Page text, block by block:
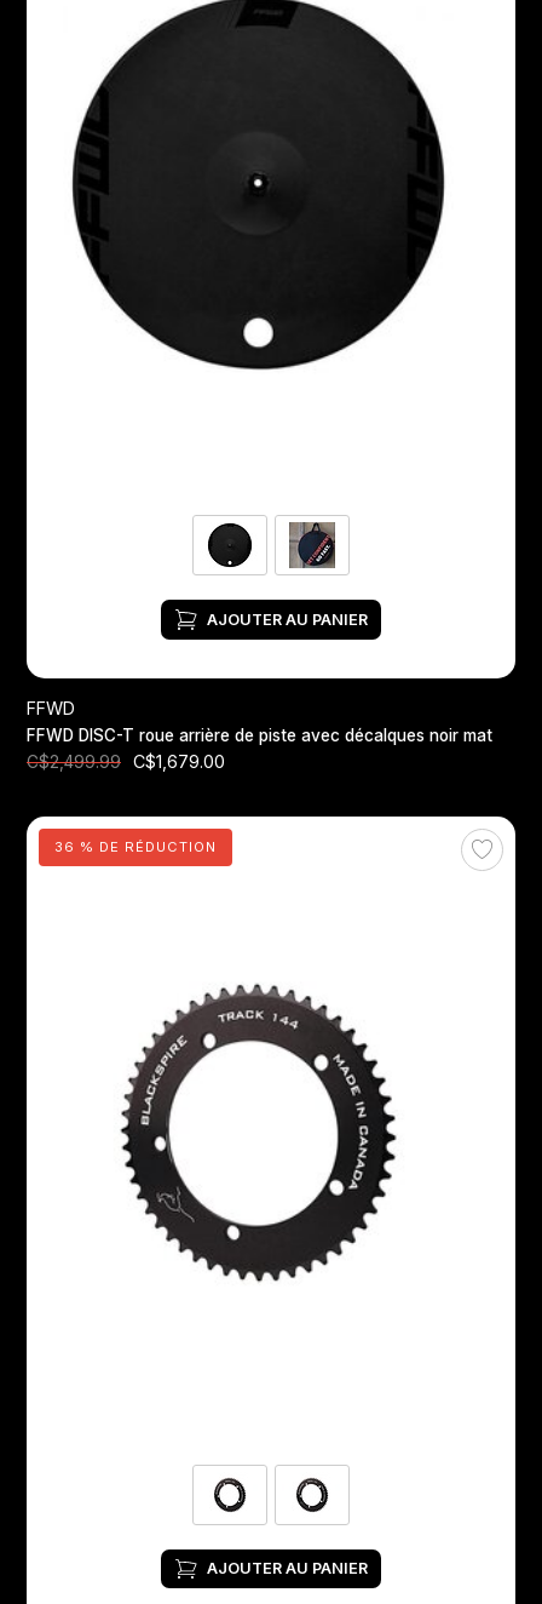
AJOUTER AU PANIER
FFWD
FFWD DISC-T roue arrière de piste avec décalques noir mat
C$2,499.99
C$1,679.00
36 % DE RÉDUCTION
AJOUTER AU PANIER